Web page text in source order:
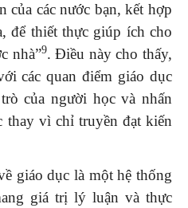
của các nước bạn, kết hợp
để thiết thực giúp ích cho
nhà”9. Điều này cho thấy,
các quan điểm giáo dục
của người học và nhấn
thay vì chỉ truyền đạt kiến
giáo dục là một hệ thống
giá trị lý luận và thực